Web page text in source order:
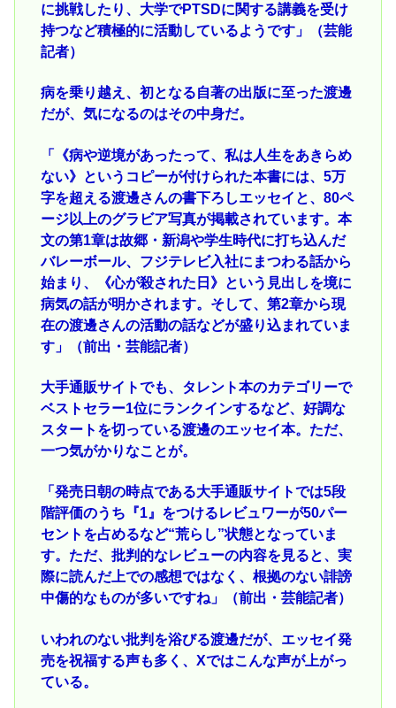
に挑戦したり、大学でPTSDに関する講義を受け
持つなど積極的に活動しているようです」（芸能
記者）
病を乗り越え、初となる自著の出版に至った渡邊
だが、気になるのはその中身だ。
「《病や逆境があったって、私は人生をあきらめ
ない》というコピーが付けられた本書には、5万
字を超える渡邊さんの書下ろしエッセイと、80ペ
ージ以上のグラビア写真が掲載されています。本
文の第1章は故郷・新潟や学生時代に打ち込んだ
バレーボール、フジテレビ入社にまつわる話から
始まり、《心が殺された日》という見出しを境に
病気の話が明かされます。そして、第2章から現
在の渡邊さんの活動の話などが盛り込まれていま
す」（前出・芸能記者）
大手通販サイトでも、タレント本のカテゴリーで
ベストセラー1位にランクインするなど、好調な
スタートを切っている渡邊のエッセイ本。ただ、
一つ気がかりなことが。
「発売日朝の時点である大手通販サイトでは5段
階評価のうち『1』をつけるレビュワーが50パー
セントを占めるなど“荒らし”状態となっていま
す。ただ、批判的なレビューの内容を見ると、実
際に読んだ上での感想ではなく、根拠のない誹謗
中傷的なものが多いですね」（前出・芸能記者）
いわれのない批判を浴びる渡邊だが、エッセイ発
売を祝福する声も多く、Xではこんな声が上がっ
ている。